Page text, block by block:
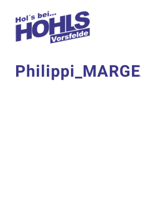
Inhalt
springen